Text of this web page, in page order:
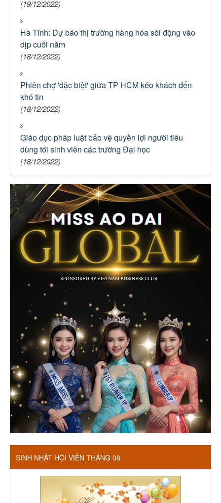
(19/12/2022)
Hà Tĩnh: Dự báo thị trường hàng hóa sôi động vào
dịp cuối năm
(18/12/2022)
Phiên chợ 'đặc biệt' giữa TP HCM kéo khách đến
khó tin
(18/12/2022)
Giáo dục pháp luật bảo vệ quyền lợi người tiêu
dùng tới sinh viên các trường Đại học
(18/12/2022)
SINH NHẬT HỘI VIÊN THÁNG 08